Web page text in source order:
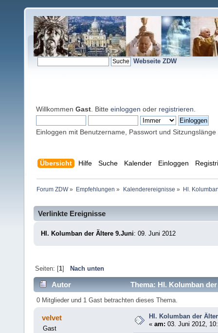
Webseite ZDW
Willkommen Gast . Bitte einloggen oder registrieren
Einloggen mit Benutzername, Passwort und Sitzungslänge
Übersicht Hilfe Suche Kalender Einloggen
Forum ZDW» Empfehlungen » Kalenderereignisse » Hl.
Verlinkte Ereignisse
Hl. Kolumban der Ältere 9.Juni: 09. Juni 2012
Seiten: [1] Nach unten
Autor Thema: Hl. Kolumban
0 Mitglieder und 1 Gast betrachten dieses Thema.
velvet
Gast
Hl. Kolumban der
«am: 03. Juni 2012,